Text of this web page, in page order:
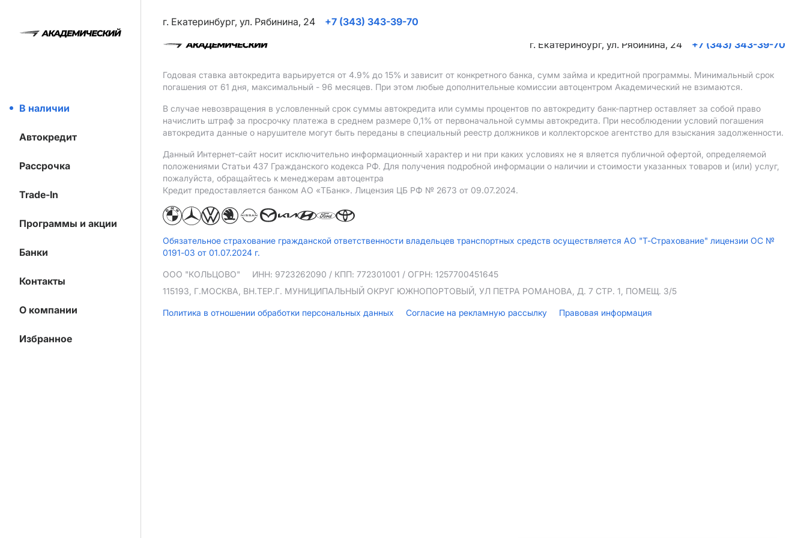
В наличии
Автокредит
Рассрочка
Trade-In
Программы и акции
Банки
Контакты
О компании
Избранное
г. Екатеринбург, ул. Рябинина, 24
+7 (343) 343-39-70
г. Екатеринбург, ул. Рябинина, 24
+7 (343) 343-39-70
Годовая ставка автокредита варьируется от 4.9% до 15% и зависит от конкретного банка, сумм займа и кредитной программы. Минимальный срок
погашения от 61 дня, максимальный - 96 месяцев. При этом любые дополнительные комиссии автоцентром Академический не взимаются.
В случае невозвращения в условленный срок суммы автокредита или суммы процентов по автокредиту банк-партнер оставляет за собой право
начислить штраф за просрочку платежа в среднем размере 0,1% от первоначальной суммы автокредита. При несоблюдении условий погашения
автокредита данные о нарушителе могут быть переданы в специальный реестр должников и коллекторское агентство для взыскания задолженности.
Данный Интернет-сайт носит исключительно информационный характер и ни при каких условиях не я вляется публичной офертой, определяемой
положениями Статьи 437 Гражданского кодекса РФ. Для получения подробной информации о наличии и стоимости указанных товаров и (или) услуг,
пожалуйста, обращайтесь к менеджерам автоцентра
Кредит предоставляется банком АO «ТБанк». Лицензия ЦБ РФ № 2673 от 09.07.2024.
Обязательное страхование гражданской ответственности владельцев транспортных средств осуществляется АО "Т-Страхование" лицензии ОС №
0191-03 от 01.07.2024 г.
ООО "КОЛЬЦОВО" ИНН: 9723262090 / КПП: 772301001 / ОГРН: 1257700451645
115193, Г.МОСКВА, ВН.ТЕР.Г. МУНИЦИПАЛЬНЫЙ ОКРУГ ЮЖНОПОРТОВЫЙ, УЛ ПЕТРА РОМАНОВА, Д. 7 СТР. 1, ПОМЕЩ. 3/5
Политика в отношении обработки персональных данных Согласие на рекламную рассылку Правовая информация